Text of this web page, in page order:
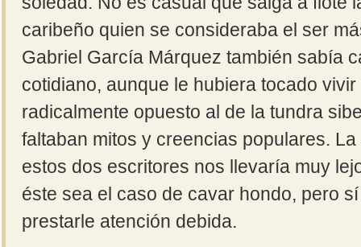
caribeño quien se consideraba el ser
Gabriel García Márquez también sabía
cotidiano, aunque le hubiera tocado
radicalmente opuesto al de la tundra
faltaban mitos y creencias populares.
estos dos escritores nos llevaría muy
éste sea el caso de cavar hondo, pero
prestarle atención debida.